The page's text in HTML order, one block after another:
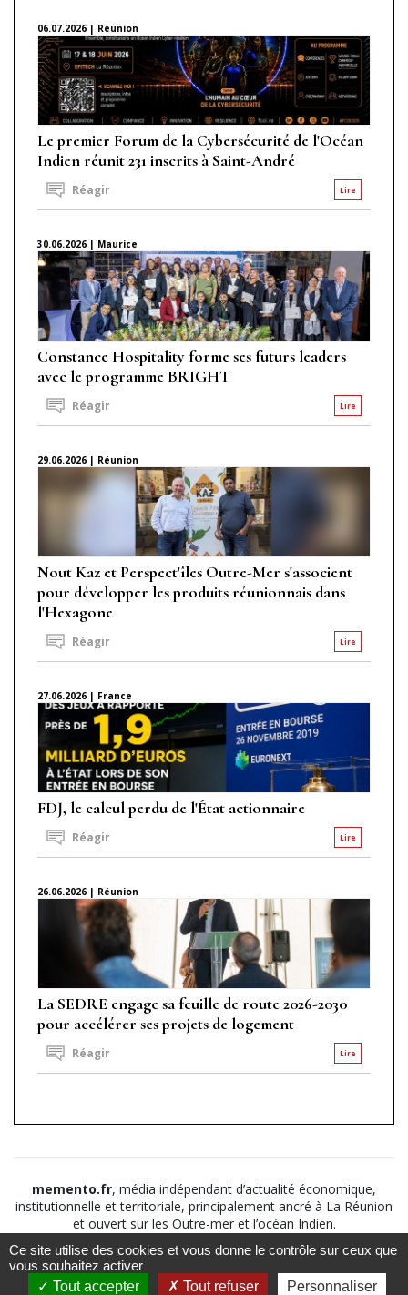
06.07.2026 | Réunion
Le premier Forum de la Cybersécurité de l'Océan
Indien réunit 231 inscrits à Saint-André
Lire
Réagir
30.06.2026 | Maurice
Constance Hospitality forme ses futurs leaders
avec le programme BRIGHT
Lire
Réagir
29.06.2026 | Réunion
Nout Kaz et Perspect'îles Outre-Mer s'associent
pour développer les produits réunionnais dans
l'Hexagone
Lire
Réagir
27.06.2026 | France
FDJ, le calcul perdu de l'État actionnaire
Lire
Réagir
26.06.2026 | Réunion
La SEDRE engage sa feuille de route 2026-2030
pour accélérer ses projets de logement
Lire
Réagir
memento.fr, média indépendant d’actualité économique,
institutionnelle et territoriale, principalement ancré à La Réunion
et ouvert sur les Outre-mer et l’océan Indien.
©2026
Suivez nous sur Notice légale
Politique de
Ce site utilise des cookies et vous donne le contrôle sur ceux que
vous souhaitez activer
Tout accepter
Tout refuser Personnaliser